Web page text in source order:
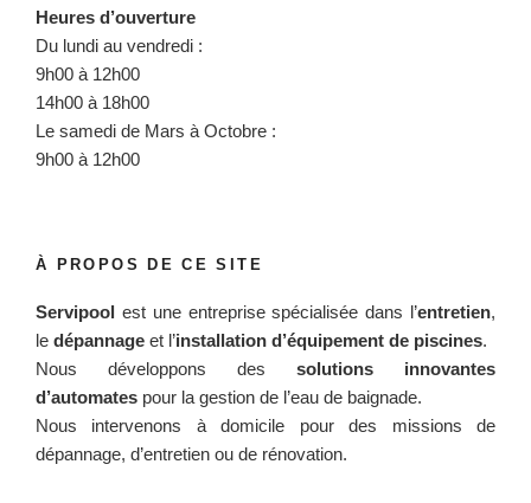
Heures d’ouverture
Du lundi au vendredi :
9h00 à 12h00
14h00 à 18h00
Le samedi de Mars à Octobre :
9h00 à 12h00
À PROPOS DE CE SITE
Servipool est une entreprise spécialisée dans l’entretien,
le dépannage et l’installation d’équipement de piscines.
Nous développons des solutions innovantes
d’automates pour la gestion de l’eau de baignade.
Nous intervenons à domicile pour des missions de
dépannage, d’entretien ou de rénovation.